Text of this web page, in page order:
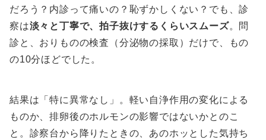
だろう？内診って痛いの？恥ずかしくない？でも、診
察は淡々と丁寧で、拍子抜けするくらいスムーズ。問
診と、おりものの検査（分泌物の採取）だけで、もの
の10分ほどでした。
結果は「特に異常なし」。軽い自浄作用の変化による
ものか、排卵後のホルモンの影響ではないかとのこ
と。診察台から降りたときの、あのホッとした気持ち